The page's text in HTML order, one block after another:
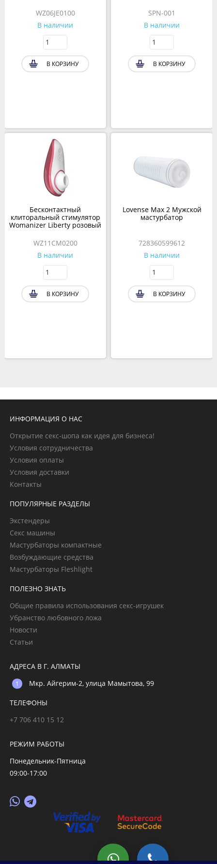
WZ06JE0100
В наличии
В КОРЗИНУ
Бесконтактный
клиторальный стимулятор
Womanizer Liberty розовый
WZ11CM0200
В наличии
В КОРЗИНУ
SPN-001
В наличии
В КОРЗИНУ
Lovense Max 2 Мужской
мастурбатор
728360599612
В наличии
В КОРЗИНУ
ИНФОРМАЦИЯ О НАС
Открытие секс-шопа как идея для бизнеса!
Условия сотрудничества
Условия оплаты
Условия доставки
Контакты
ПОПУЛЯРНЫЕ РАЗДЕЛЫ
Экстендеры
Секс машины
Мастурбаторы компактные
Возбуждающие средства
Мастурбаторы Fleshlight
ПОЛЕЗНО ЗНАТЬ
Общие правила использования секс-игрушек
Убранство любовного ложа
Новости
Статьи
АДРЕСА В Г. АЛМАТЫ
Мкр. Айгерим-2, улица Мамытова, 99
ТЕЛЕФОНЫ
+7 706 410 15 12
РЕЖИМ РАБОТЫ
Понедельник-Пятница
09:00-17:00